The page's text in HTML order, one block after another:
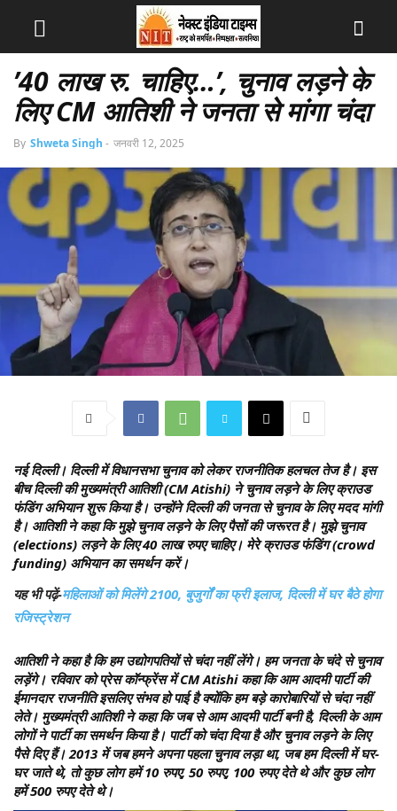
’40 लाख रु. चाहिए…’, चुनाव लड़ने के
लिए CM आतिशी ने जनता से मांगा चंदा
By Shweta Singh - जनवरी 12, 2025
नई दिल्ली। दिल्ली में विधानसभा चुनाव को लेकर राजनीतिक हलचल तेज है। इस
बीच दिल्ली की मुख्यमंत्री आतिशी (CM Atishi) ने चुनाव लड़ने के लिए क्राउड
फंडिंग अभियान शुरू किया है। उन्होंने दिल्ली की जनता से चुनाव के लिए मदद मांगी
है। आतिशी ने कहा कि मुझे चुनाव लड़ने के लिए पैसों की जरूरत है। मुझे चुनाव
(elections) लड़ने के लिए 40 लाख रुपए चाहिए। मेरे क्राउड फंडिंग (crowd
funding) अभियान का समर्थन करें।
यह भी पढ़ें-महिलाओं को मिलेंगे 2100, बुजुर्गों का फ्री इलाज, दिल्ली में घर बैठे होगा
रजिस्ट्रेशन
आतिशी ने कहा है कि हम उद्योगपतियों से चंदा नहीं लेंगे। हम जनता के चंदे से चुनाव
लड़ेंगे। रविवार को प्रेस कॉन्फ्रेंस में CM Atishi कहा कि आम आदमी पार्टी की
ईमानदार राजनीति इसलिए संभव हो पाई है क्योंकि हम बड़े कारोबारियों से चंदा नहीं
लेते। मुख्यमंत्री आतिशी ने कहा कि जब से आम आदमी पार्टी बनी है, दिल्ली के आम
लोगों ने पार्टी का समर्थन किया है। पार्टी को चंदा दिया है और चुनाव लड़ने के लिए
पैसे दिए हैं। 2013 में जब हमने अपना पहला चुनाव लड़ा था, जब हम दिल्ली में घर-
घर जाते थे, तो कुछ लोग हमें 10 रुपए, 50 रुपए, 100 रुपए देते थे और कुछ लोग
हमें 500 रुपए देते थे।